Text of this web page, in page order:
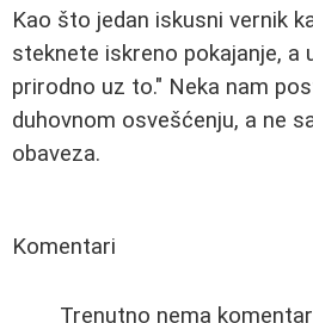
Kao što jedan iskusni vernik
steknete iskreno pokajanje, a
prirodno uz to." Neka nam
duhovnom osvešćenju, a ne
obaveza.
Komentari
Trenutno nema